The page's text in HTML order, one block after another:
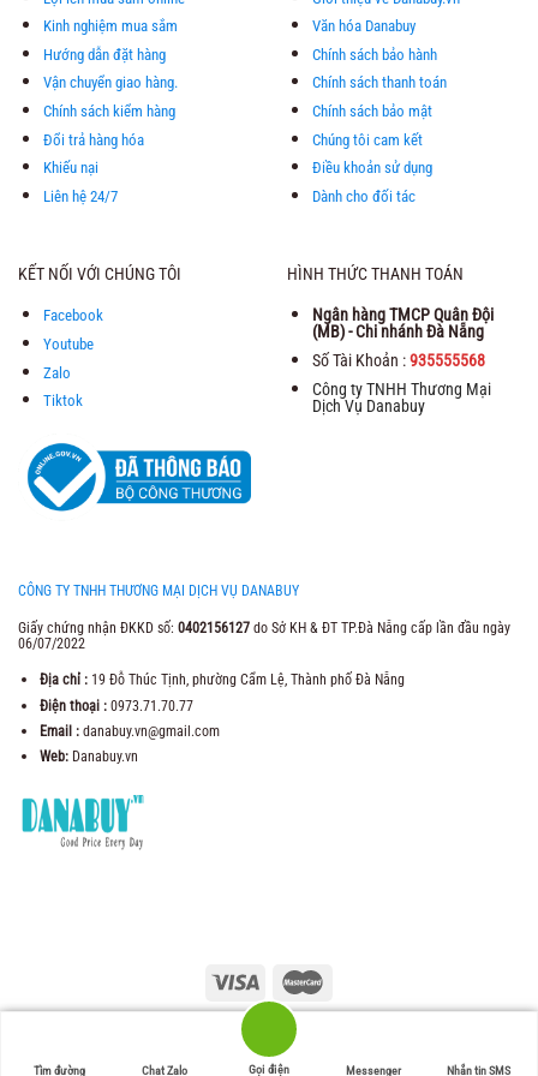
Kinh nghiệm mua sắm
Hướng dẫn đặt hàng
Vận chuyển giao hàng.
Chính sách kiểm hàng
Đổi trả hàng hóa
Khiếu nại
Liên hệ 24/7
Văn hóa Danabuy
Chính sách bảo hành
Chính sách thanh toán
Chính sách bảo mật
Chúng tôi cam kết
Điều khoản sử dụng
Dành cho đối tác
KẾT NỐI VỚI CHÚNG TÔI
Facebook
Youtube
Zalo
Tiktok
HÌNH THỨC THANH TOÁN
Ngân hàng TMCP Quân Đội
(MB) - Chi nhánh Đà Nẵng
Số Tài Khoản :935555568
Công ty TNHH Thương Mại
Dịch Vụ Danabuy
CÔNG TY TNHH THƯƠNG MẠI DỊCH VỤ DANABUY
Giấy chứng nhận ĐKKD số: 0402156127 do Sở KH & ĐT TP.Đà Nẵng cấp lần đầu ngày
06/07/2022
Địa chỉ :19 Đỗ Thúc Tịnh, phường Cẩm Lệ, Thành phố Đà Nẵng
Điện thoại :0973.71.70.77
Email : danabuy.vn@gmail.com
Web: Danabuy.vn
Trung Tâm Thương Mại Danabuy
Danabuy.vn
Tìm đường Chat Zalo Gọi điện Messenger Nhắn tin SMS